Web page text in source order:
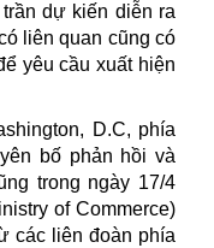
dự kiến diễn ra
liên quan cũng có
yêu cầu xuất hiện
D.C, phía
bố phản hồi và
trong ngày 17/4
of Commerce)
các liên đoàn phía